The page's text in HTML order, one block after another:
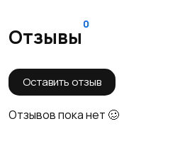
Отзывы
0
Оставить отзыв
Отзывов пока нет 🥴